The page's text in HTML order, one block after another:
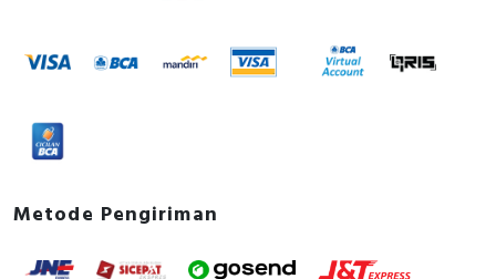
Metode Pengiriman